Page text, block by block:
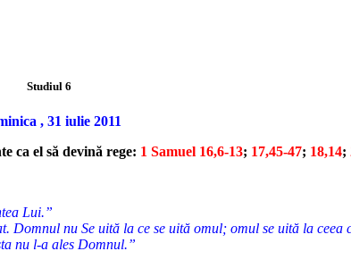
Studiul 6
, 31 iulie 2011
ca el să devină rege: 1 Samuel 16,6-13; 17,45-47; 18,14;
Lui.”
nu Se uită la ce se uită omul; omul se uită la
nu l-a ales Domnul.”